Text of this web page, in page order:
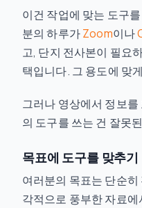
이건 작업에 맞는 도구
분의 하루가Zoom이나
고, 단지 전사본이 필요
택입니다. 그 용도에 맞
그러나 영상에서 정보
의 도구를 쓰는 건 잘못
목표에 도구를 맞추기
여러분의 목표는 단순
각적으로 풍부한 자료